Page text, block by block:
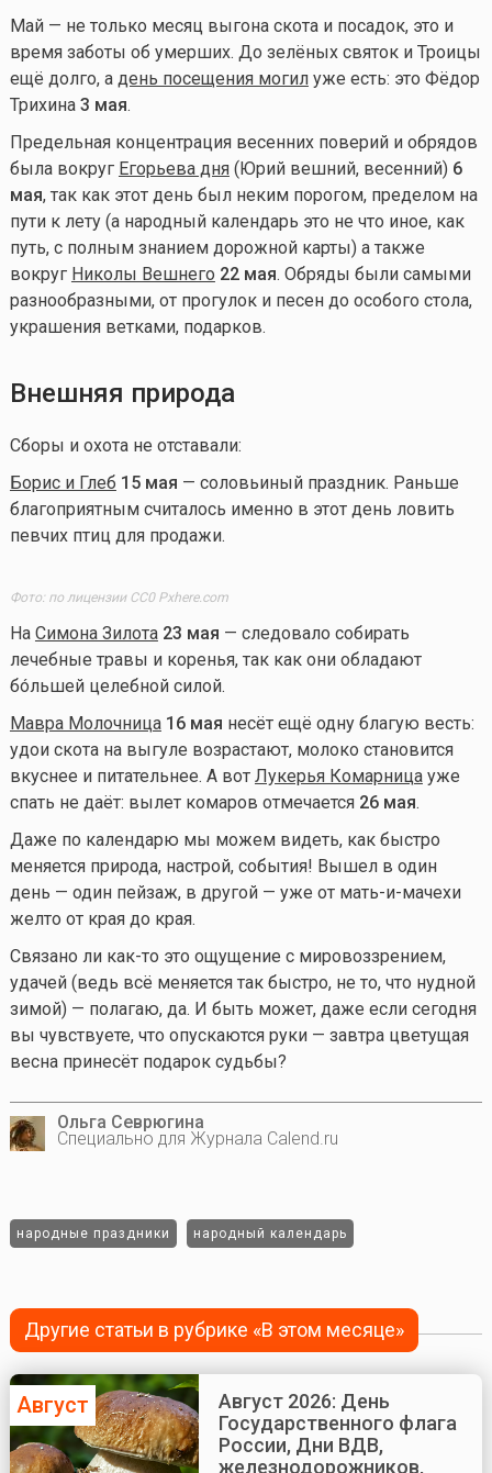
Май — не только месяц выгона скота и посадок, это и
время заботы об умерших. До зелёных святок и Троицы
ещё долго, а день посещения могилуже есть: это Фёдор
Трихина 3 мая.
Предельная концентрация весенних поверий и обрядов
была вокруг Егорьева дня(Юрий вешний, весенний) 6
мая, так как этот день был неким порогом, пределом на
пути к лету (а народный календарь это не что иное, как
путь, с полным знанием дорожной карты) а также
вокруг Николы Вешнего 22 мая. Обряды были самыми
разнообразными, от прогулок и песен до особого стола,
украшения ветками, подарков.
Внешняя природа
Сборы и охота не отставали:
Борис и Глеб 15 мая — соловьиный праздник. Раньше
благоприятным считалось именно в этот день ловить
певчих птиц для продажи.
Фото: по лицензии CC0 Pxhere.com
На Симона Зилота 23 мая — следовало собирать
лечебные травы и коренья, так как они обладают
бóльшей целебной силой.
Мавра Молочница 16 мая несёт ещё одну благую весть:
удои скота на выгуле возрастают, молоко становится
вкуснее и питательнее. А вот Лукерья Комарницауже
спать не даёт: вылет комаров отмечается 26 мая.
Даже по календарю мы можем видеть, как быстро
меняется природа, настрой, события! Вышел в один
день — один пейзаж, в другой — уже от мать-и-мачехи
желто от края до края.
Связано ли как-то это ощущение с мировоззрением,
удачей (ведь всё меняется так быстро, не то, что нудной
зимой) — полагаю, да. И быть может, даже если сегодня
вы чувствуете, что опускаются руки — завтра цветущая
весна принесёт подарок судьбы?
Ольга Севрюгина
Специально для Журнала Calend.ru
народные праздники народный календарь
Другие статьи в рубрике «В этом месяце»
Август
Август 2026: День
Государственного флага
России, Дни ВДВ,
железнодорожников,